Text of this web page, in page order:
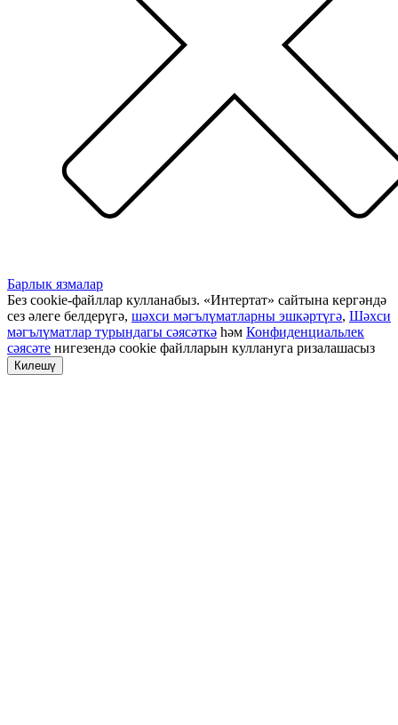
Барлык язмалар
Без cookie-файллар кулланабыз. «Интертат» сайтына кергәндә
сез әлеге белдерүгә, шәхси мәгълүматларны эшкәртүгә, Шәхси
мәгълүматлар турындагы сәясәткә һәм Конфиденциальлек
сәясәте нигезендә cookie файлларын куллануга ризалашасыз
Килешү